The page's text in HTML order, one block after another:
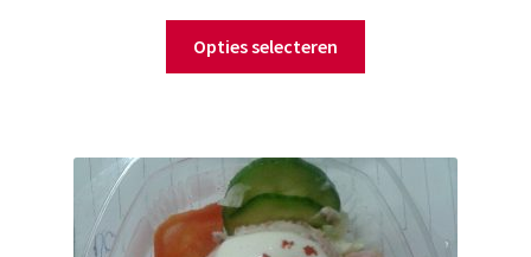
Opties selecteren